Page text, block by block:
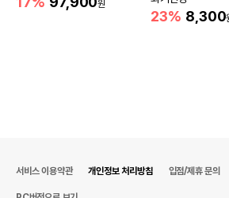
원
23% 8,300
서비스 이용약관 개인정보 처리방침 입점/제휴 문의